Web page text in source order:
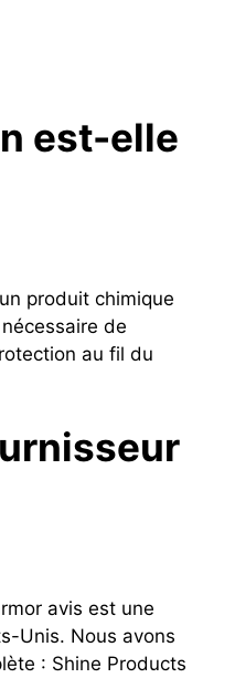
est-elle
produit chimique
de
au fil du
avis est une
Unis. Nous avons
: Shine Products